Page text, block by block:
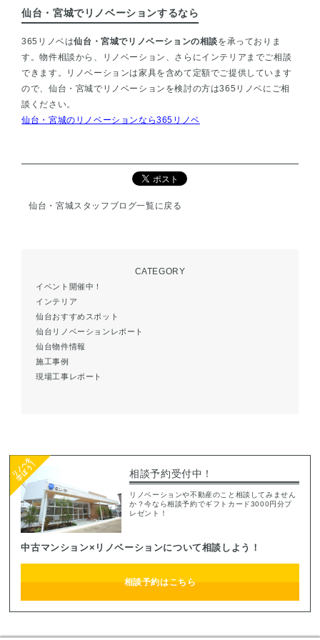
仙台・宮城でリノベーションするなら
365リノベは仙台・宮城でリノベーションの相談を承っておりま
す。物件相談から、リノベーション、さらにインテリアまでご相談
できます。リノベーションは家具を含めて定額でご提供しています
ので、仙台・宮城でリノベーションを検討の方は365リノベにご相
談ください。
仙台・宮城のリノベーションなら365リノベ
仙台・宮城スタッフブログ一覧に戻る
CATEGORY
イベント開催中！
インテリア
仙台おすすめスポット
仙台リノベーションレポート
仙台物件情報
施工事例
現場工事レポート
相談予約受付中！
リノベーションや不動産のこと相談してみません
か？今なら相談予約でギフトカード3000円分プ
レゼント！
中古マンション×リノベーションについて相談しよう！
相談予約はこちら